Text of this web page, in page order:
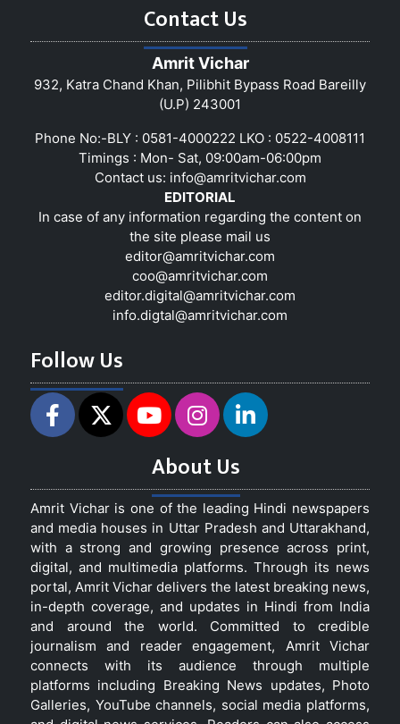
Contact Us
Amrit Vichar
932, Katra Chand Khan, Pilibhit Bypass Road Bareilly
(U.P) 243001
Phone No:-BLY : 0581-4000222 LKO : 0522-4008111
Timings : Mon- Sat, 09:00am-06:00pm
Contact us: info@amritvichar.com
EDITORIAL
In case of any information regarding the content on
the site please mail us
editor@amritvichar.com
coo@amritvichar.com
editor.digital@amritvichar.com
info.digtal@amritvichar.com
Follow Us
About Us
Amrit Vichar is one of the leading Hindi newspapers
and media houses in Uttar Pradesh and Uttarakhand,
with a strong and growing presence across print,
digital, and multimedia platforms. Through its news
portal, Amrit Vichar delivers the latest breaking news,
in-depth coverage, and updates in Hindi from India
and around the world. Committed to credible
journalism and reader engagement, Amrit Vichar
connects with its audience through multiple
platforms including Breaking News updates, Photo
Galleries, YouTube channels, social media platforms,